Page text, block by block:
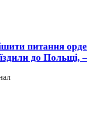
питання
до Польщі,